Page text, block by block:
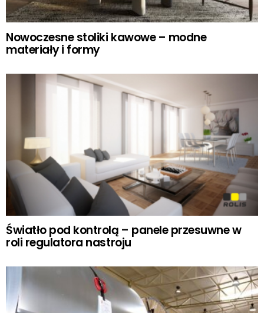
Nowoczesne stoliki kawowe – modne
materiały i formy
Światło pod kontrolą – panele przesuwne w
roli regulatora nastroju